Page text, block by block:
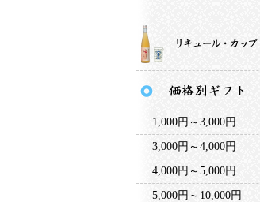
1,000円～3,000円
3,000円～4,000円
4,000円～5,000円
5,000円～10,000円